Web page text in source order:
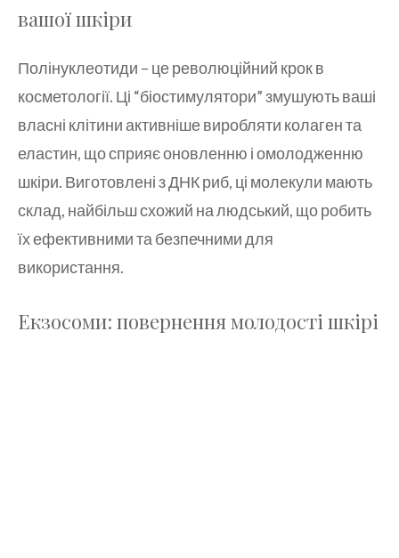
вашої шкіри
Полінуклеотиди – це революційний крок в
косметології. Ці “біостимулятори” змушують ваші
власні клітини активніше виробляти колаген та
еластин, що сприяє оновленню і омолодженню
шкіри. Виготовлені з ДНК риб, ці молекули мають
склад, найбільш схожий на людський, що робить
їх ефективними та безпечними для
використання.
Екзосоми: повернення молодості шкірі